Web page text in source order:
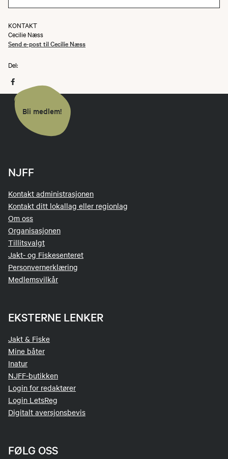
KONTAKT
Cecilie Næss
Send e-post til Cecilie Næss
Del:
Bli medlem!
NJFF
Kontakt administrasjonen
Kontakt ditt lokallag eller regionlag
Om oss
Organisasjonen
Tillitsvalgt
Jakt- og Fiskesenteret
Personvernerklæring
Medlemsvilkår
EKSTERNE LENKER
Jakt & Fiske
Mine båter
Inatur
NJFF-butikken
Login for redaktører
Login LetsReg
Digitalt aversjonsbevis
FØLG OSS